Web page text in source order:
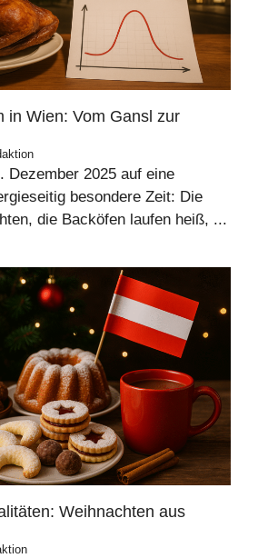
in Wien: Vom Gansl zur
Dezember 2025 auf eine
besondere Zeit: Die
die Backöfen laufen heiß, ...
Weihnachten aus